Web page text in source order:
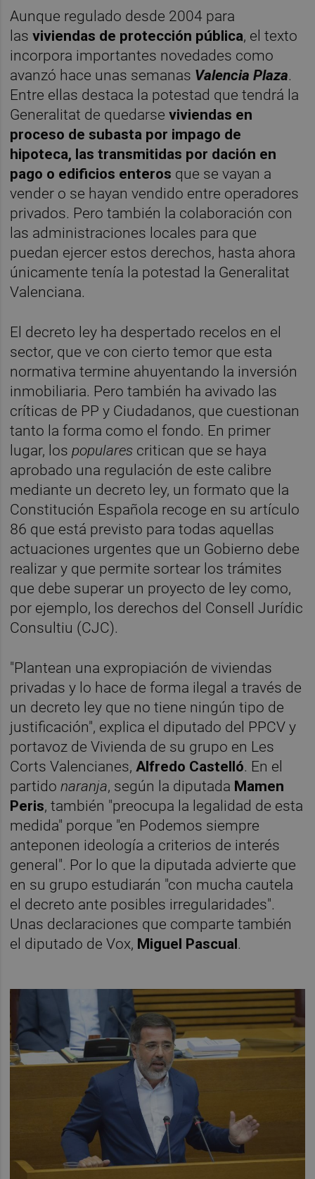
Aunque regulado desde 2004 para
las viviendas de protección pública, el texto
incorpora importantes novedades como
avanzó hace unas semanas Valencia Plaza.
Entre ellas destaca la potestad que tendrá la
Generalitat de quedarseviviendas en
proceso de subasta por impago de
hipoteca, las transmitidas por dación en
pago o edificios enteros que se vayan a
vender o se hayan vendido entre operadores
privados. Pero también la colaboración con
las administraciones locales para que
puedan ejercer estos derechos, hasta ahora
únicamente tenía la potestad la Generalitat
Valenciana.
El decreto ley ha despertado recelos en el
sector, que ve con cierto temor que esta
normativa termine ahuyentando la inversión
inmobiliaria. Pero también ha avivado las
críticas de PP y Ciudadanos, que cuestionan
tanto la forma como el fondo. En primer
lugar, lospopulares critican que se haya
aprobado una regulación de este calibre
mediante un decreto ley, un formato que la
Constitución Española recoge en su artículo
86 que está previsto para todas aquellas
actuaciones urgentes que un Gobierno debe
realizar y que permite sortear los trámites
que debe superar un proyecto de ley como,
por ejemplo, los derechos del Consell Jurídic
Consultiu (CJC).
"Plantean una expropiación de viviendas
privadas y lo hace de forma ilegal a través de
un decreto ley que no tiene ningún tipo de
justificación", explica el diputado del PPCV y
portavoz de Vivienda de su grupo en Les
Corts Valencianes,Alfredo Castelló. En el
partidonaranja, según la diputada Mamen
Peris, también "preocupa la legalidad de esta
medida" porque "en Podemos siempre
anteponen ideología a criterios de interés
general". Por lo que la diputada advierte que
en su grupo estudiarán "con mucha cautela
el decreto ante posibles irregularidades".
Unas declaraciones que comparte también
el diputado de Vox, Miguel Pascual.